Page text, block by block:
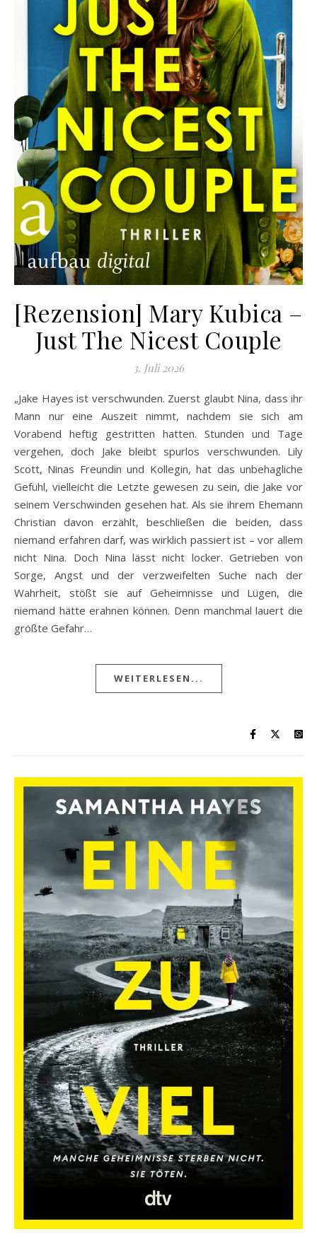
[Rezension] Mary Kubica –
Just The Nicest Couple
3. Juli 2026
„Jake Hayes ist verschwunden. Zuerst glaubt Nina, dass ihr
Mann nur eine Auszeit nimmt, nachdem sie sich am
Vorabend heftig gestritten hatten. Stunden und Tage
vergehen, doch Jake bleibt spurlos verschwunden. Lily
Scott, Ninas Freundin und Kollegin, hat das unbehagliche
Gefühl, vielleicht die Letzte gewesen zu sein, die Jake vor
seinem Verschwinden gesehen hat. Als sie ihrem Ehemann
Christian davon erzählt, beschließen die beiden, dass
niemand erfahren darf, was wirklich passiert ist – vor allem
nicht Nina. Doch Nina lässt nicht locker. Getrieben von
Sorge, Angst und der verzweifelten Suche nach der
Wahrheit, stößt sie auf Geheimnisse und Lügen, die
niemand hätte erahnen können. Denn manchmal lauert die
größte Gefahr…
WEITERLESEN...